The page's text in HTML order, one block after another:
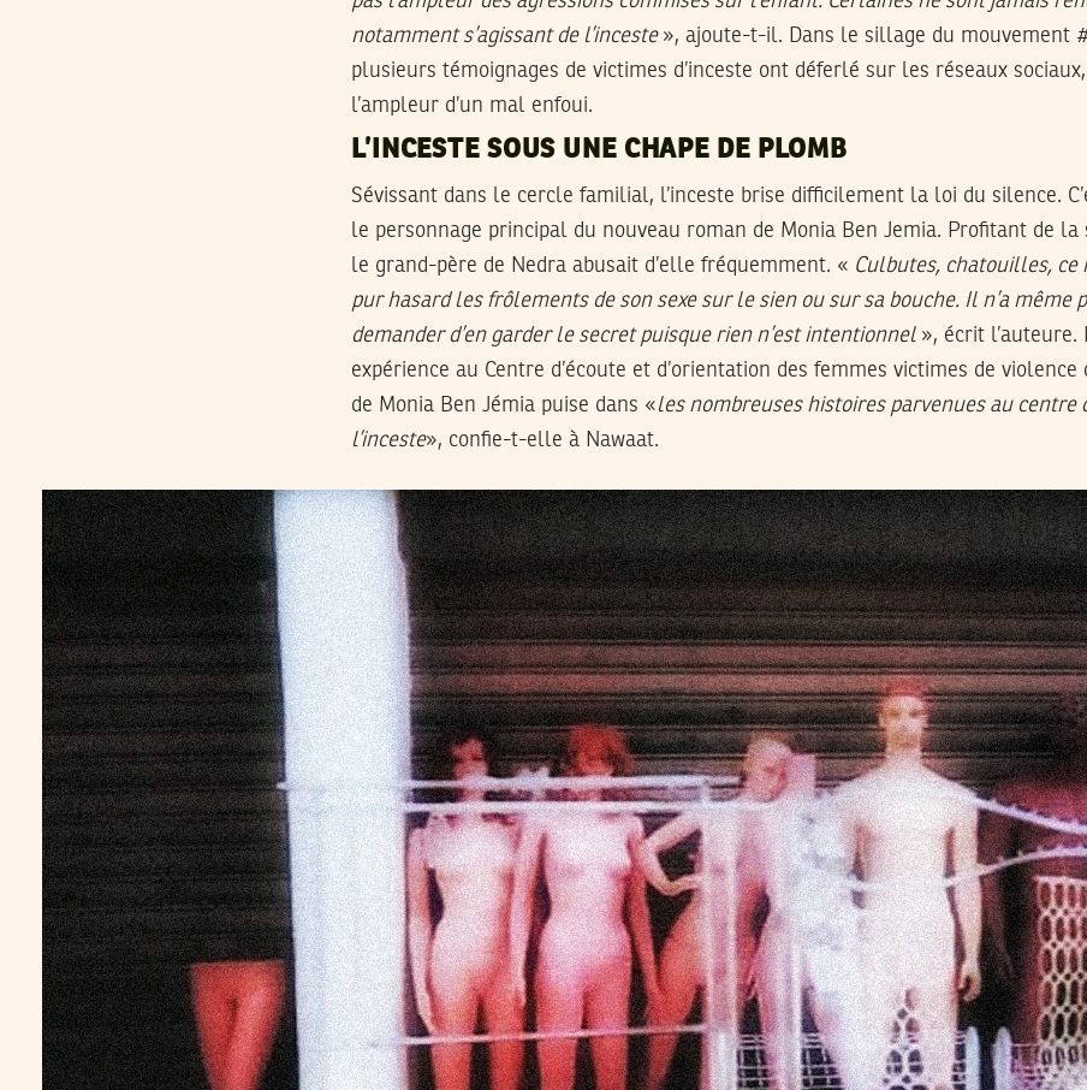
notamment s’agissant de l’inceste», ajoute-t-il. Dans le sillage du mouvement
plusieurs témoignages de victimes d’inceste ont déferlé sur les réseaux
l’ampleur d’un mal enfoui.
L’INCESTE SOUS UNE CHAPE DE PLOMB
Sévissant dans le cercle familial, l’inceste brise difficilement la loi du silence.
le personnage principal du nouveau roman de Monia Ben Jemia. Profitant de
le grand-père de Nedra abusait d’elle fréquemment. « Culbutes, chatouilles, ce
pur hasard les frôlements de son sexe sur le sien ou sur sa bouche. Il n’a même
demander d’en garder le secret puisque rien n’est intentionnel », écrit l’auteure.
expérience au Centre d’écoute et d’orientation des femmes victimes de violence
de Monia Ben Jémia puise dans «les nombreuses histoires parvenues au centre
l’inceste», confie-t-elle à Nawaat.